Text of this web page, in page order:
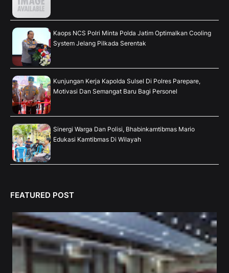
Kaops NCS Polri Minta Polda Jatim Optimalkan Cooling
System Jelang Pilkada Serentak
Kunjungan Kerja Kapolda Sulsel Di Polres Parepare,
Motivasi Dan Semangat Baru Bagi Personel
Sinergi Warga Dan Polisi, Bhabinkamtibmas Mario
Edukasi Kamtibmas Di Wilayah
FEATURED POST